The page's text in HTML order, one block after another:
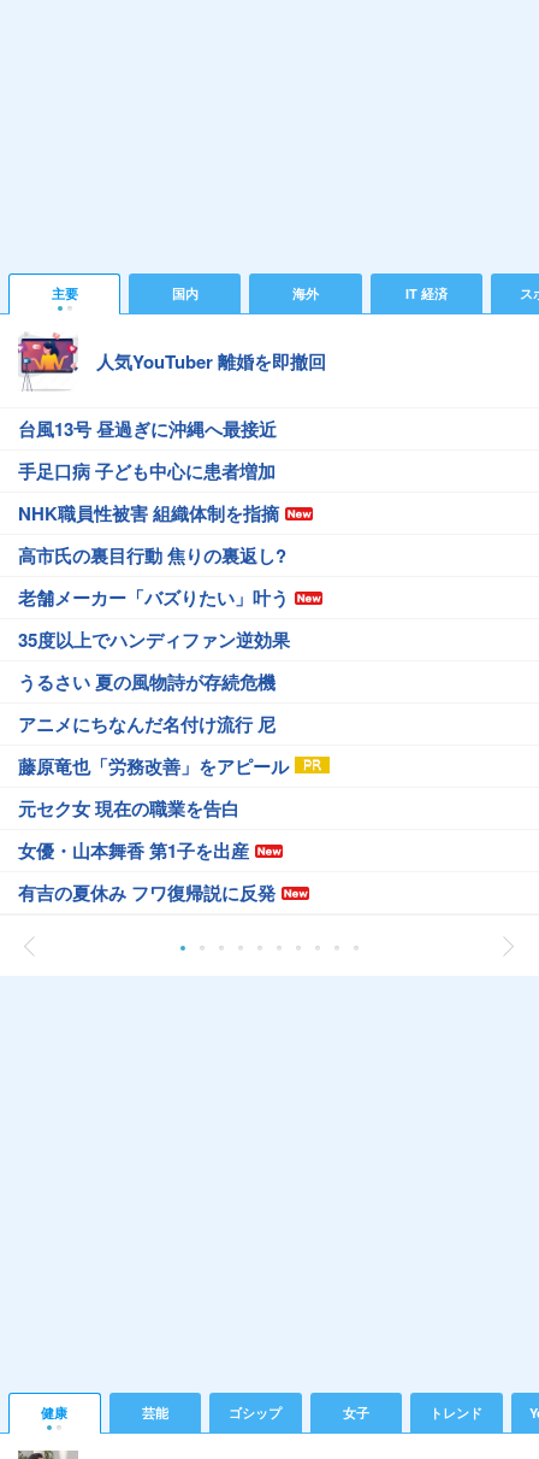
主要 国内 海外 IT 経済 ス
人気YouTuber 離婚を即撤回
台風13号 昼過ぎに沖縄へ最接近
手足口病 子ども中心に患者増加
NHK職員性被害 組織体制を指摘
高市氏の裏目行動 焦りの裏返し?
老舗メーカー「バズりたい」叶う
35度以上でハンディファン逆効果
うるさい 夏の風物詩が存続危機
アニメにちなんだ名付け流行 尼
藤原竜也「労務改善」をアピール
元セク女 現在の職業を告白
女優・山本舞香 第1子を出産
有吉の夏休み フワ復帰説に反発
健康 芸能 ゴシップ 女子 トレンド